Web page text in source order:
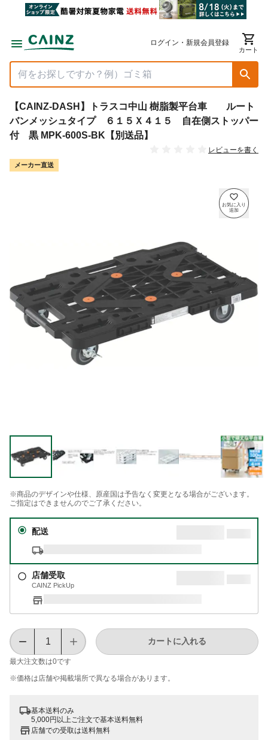
ログイン・新規会員登録
カート
【CAINZ-DASH】トラスコ中山 樹脂製平台車 ルート
バンメッシュタイプ ６１５Ｘ４１５ 自在側ストッパー
付 黒 MPK-600S-BK【別送品】
レビューを書く
メーカー直送
※商品のデザインや仕様、原産国は予告なく変更となる場合がございます。
ご指定はできませんのでご了承ください。
配送
店舗受取
CAINZ PickUp
最大注文数は0です
カートに入れる
※価格は​店舗や​掲載場所で​異なる​場合が​あります。
基本送料のみ
5,000円以上ご注文で基本送料無料
店舗での受取は送料無料